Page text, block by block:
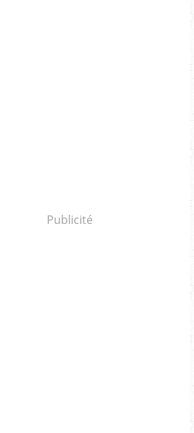
Publicité